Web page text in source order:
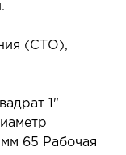
(СТО),
1"
65 Рабочая